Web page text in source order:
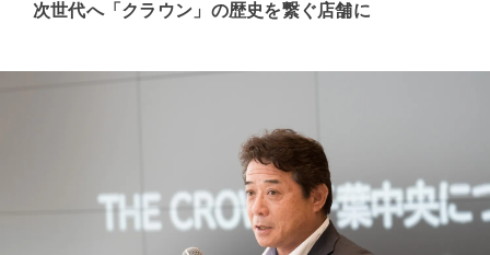
次世代へ「クラウン」の歴史を繋ぐ店舗に